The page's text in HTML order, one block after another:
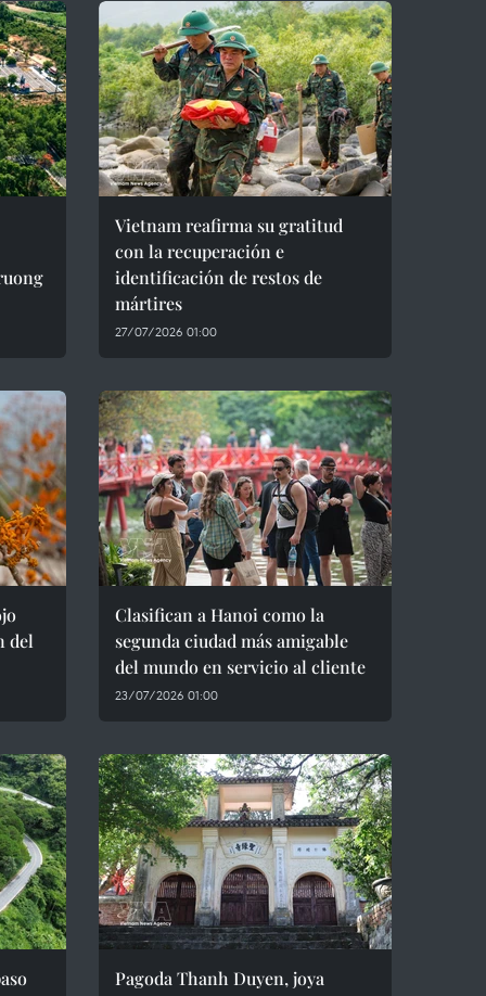
Vietnam reafirma su gratitud
con la recuperación e
identificación de restos de
mártires
27/07/2026 01:00
del
Clasifican a Hanoi como la
segunda ciudad más amigable
del mundo en servicio al cliente
23/07/2026 01:00
Pagoda Thanh Duyen, joya